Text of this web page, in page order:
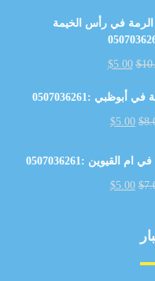
في رأس الخيمة
$
$5.00
:0507036261
$
$5.00
:0507036261
$
$5.00